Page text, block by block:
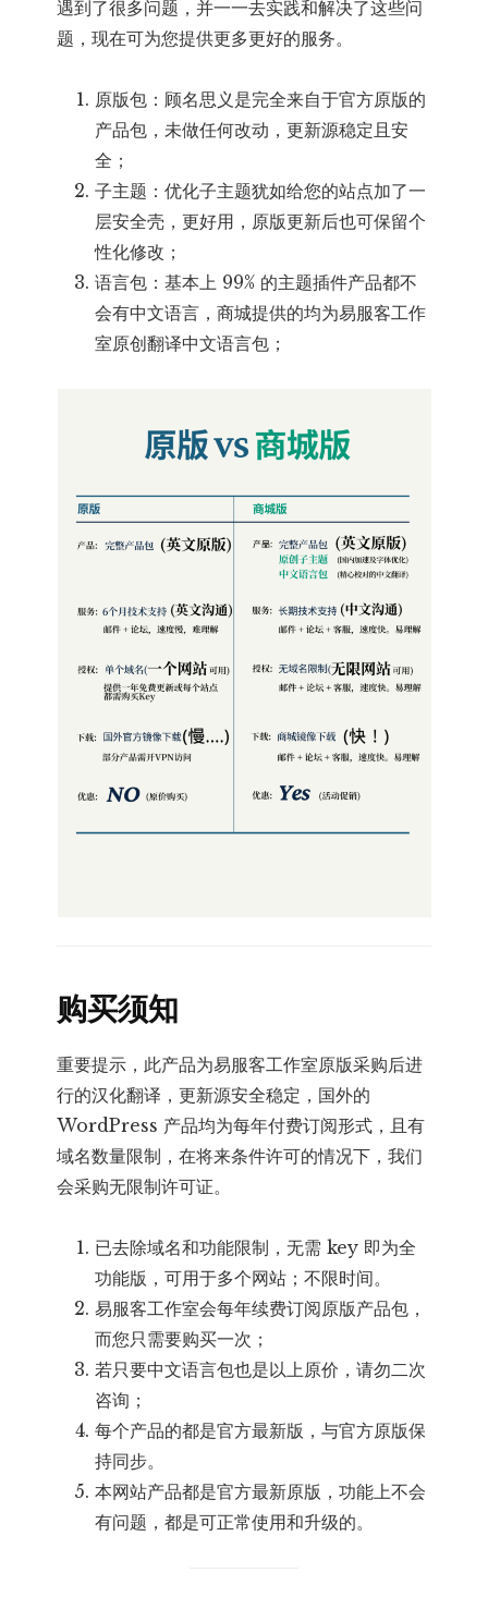
遇到了很多问题，并一一去实践和解决了这些问
题，现在可为您提供更多更好的服务。
原版包：顾名思义是完全来自于官方原版的
产品包，未做任何改动，更新源稳定且安
全；
子主题：优化子主题犹如给您的站点加了一
层安全壳，更好用，原版更新后也可保留个
性化修改；
语言包：基本上 99% 的主题插件产品都不
会有中文语言，商城提供的均为易服客工作
室原创翻译中文语言包；
购买须知
重要提示，此产品为易服客工作室原版采购后进
行的汉化翻译，更新源安全稳定，国外的
WordPress 产品均为每年付费订阅形式，且有
域名数量限制，在将来条件许可的情况下，我们
会采购无限制许可证。
已去除域名和功能限制，无需 key 即为全
功能版，可用于多个网站；不限时间。
易服客工作室会每年续费订阅原版产品包，
而您只需要购买一次；
若只要中文语言包也是以上原价，请勿二次
咨询；
每个产品的都是官方最新版，与官方原版保
持同步。
本网站产品都是官方最新原版，功能上不会
有问题，都是可正常使用和升级的。